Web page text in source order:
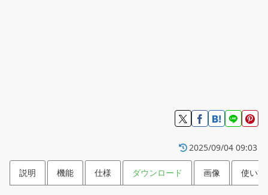
2025/09/04 09:03
説明 機能 仕様 ダウンロード 画像 使い方